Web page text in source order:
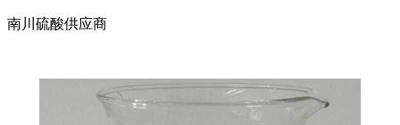
南川硫酸供应商